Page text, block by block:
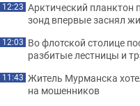
12:23 Арктический планктон
зонд впервые заснял
12:03 Во флотской столице
разбитые лестницы и
11:43 Житель Мурманска
на мошенников